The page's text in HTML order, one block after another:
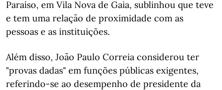
Paraíso, em Vila Nova de Gaia, sublinhou que teve
e tem uma relação de proximidade com as
pessoas e as instituições.
Além disso, João Paulo Correia considerou ter
"provas dadas" em funções públicas exigentes,
referindo-se ao desempenho de presidente da